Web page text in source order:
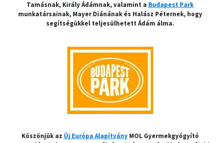
Tamásnak, Király Ádámnak, valamint a Budapest Park
munkatársainak, Mayer Diánának és Halász Péternek, hogy
segítségükkel teljesülhetett Ádám álma.
Köszönjük az Új Európa AlapítványMOL Gyermekgyógyító